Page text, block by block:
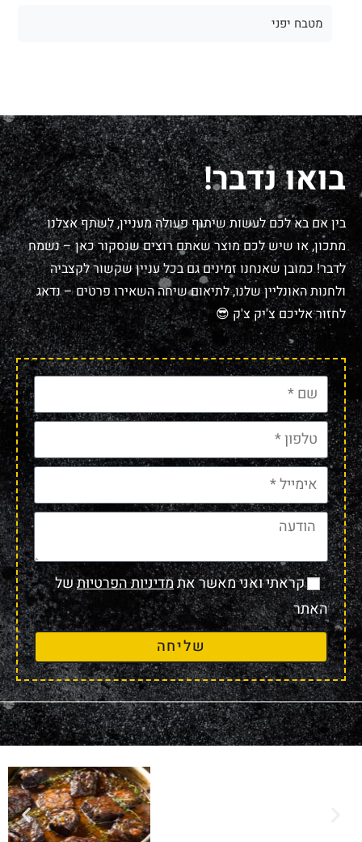
מטבח יפני
בואו נדבר!
בין אם בא לכם לעשות שיתוף פעולה מעניין, לשתף אצלנו
מתכון, או שיש לכם מוצר שאתם רוצים שנסקור כאן – נשמח
לדבר! כמובן שאנחנו זמינים גם בכל עניין שקשור לקצביה
ולחנות האונליין שלנו, לתיאום שיחה השאירו פרטים – נדאג
לחזור אליכם צ'יק צ'ק 😎
קראתי ואני מאשר אתמדיניות הפרטיותשל
האתר
שליחה